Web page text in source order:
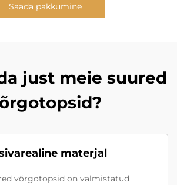
Saada pakkumine
just meie suured
materjal
võrgotopsid on valmistatud